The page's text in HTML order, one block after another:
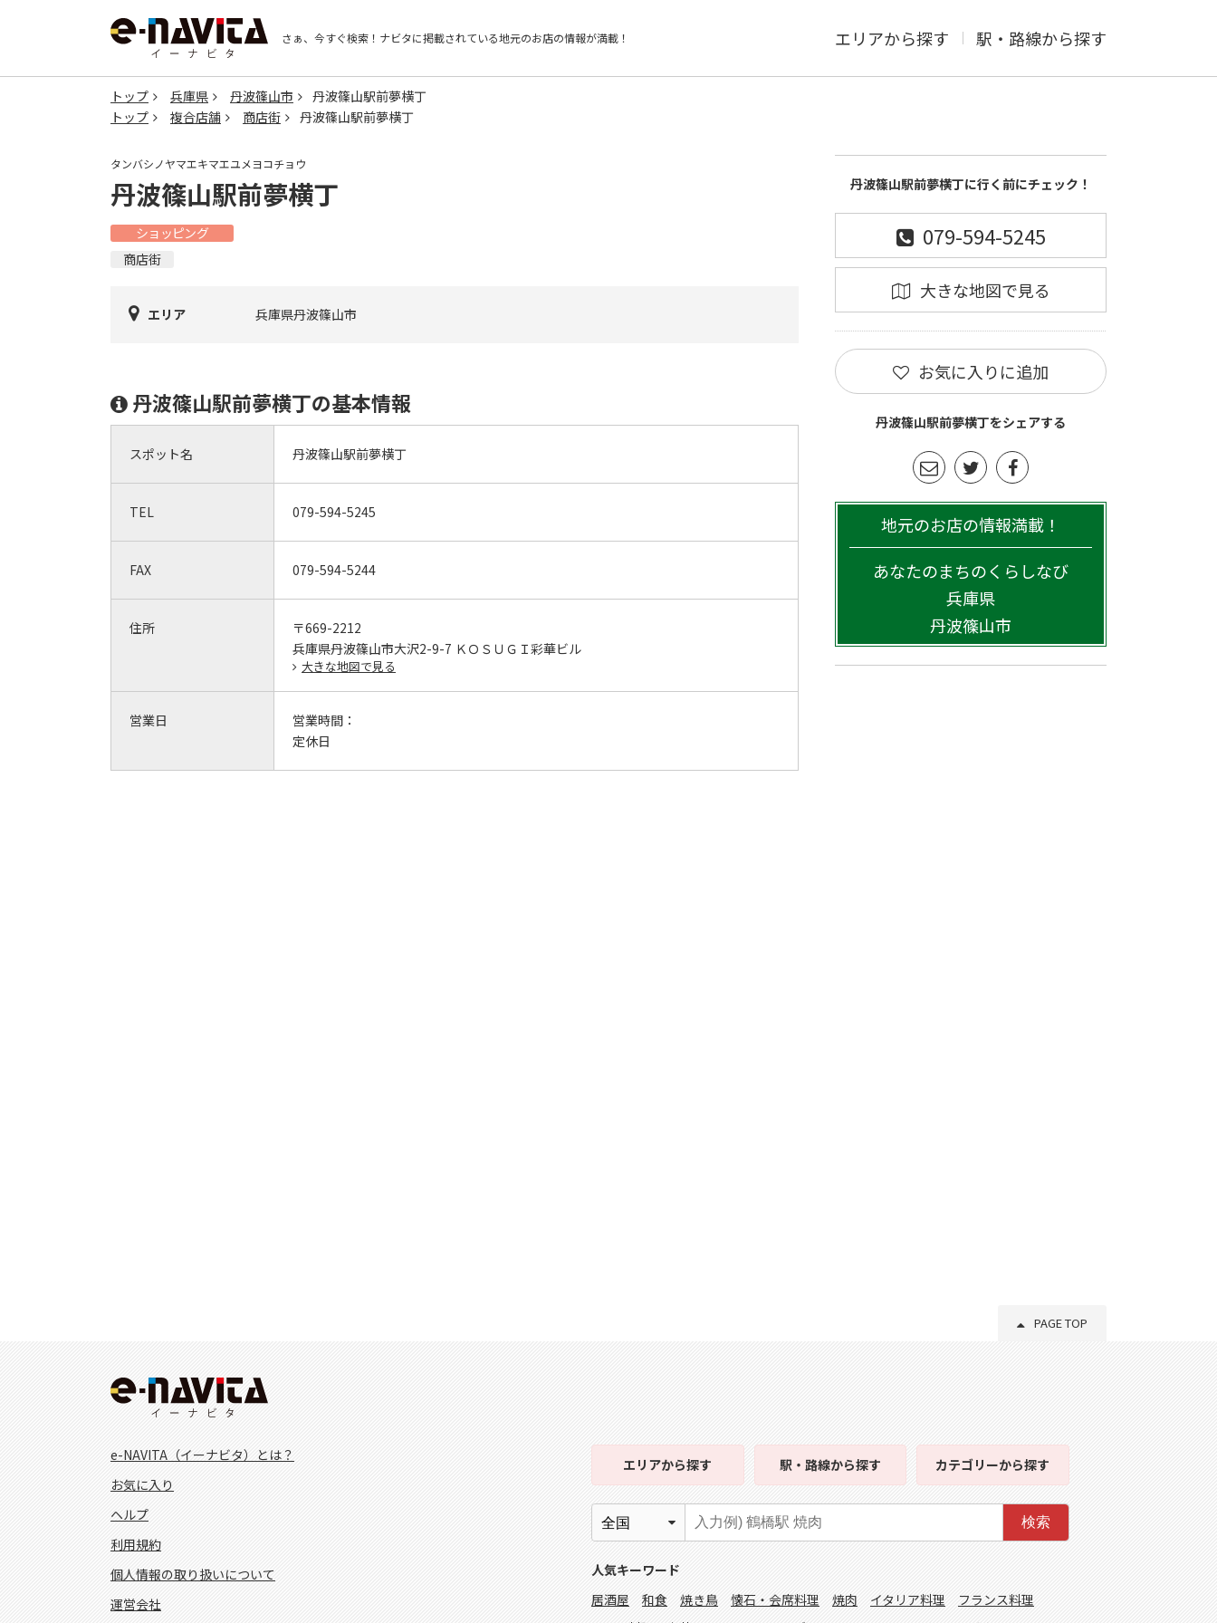
さぁ、今すぐ検索！ ナビタに掲載されている地元のお店の情報が満載！ エリアから探す 駅・路線から探す
トップ 兵庫県 丹波篠山市
丹波篠山駅前夢横丁
トップ
複合店舗 商店街 丹波篠山駅前夢横丁
タンバシノヤマエキマエユメヨコチョウ
丹波篠山駅前夢横丁
ショッピング
商店街
エリア 兵庫県丹波篠山市
丹波篠山駅前夢横丁の基本情報
スポット名 丹波篠山駅前夢横丁
TEL 079-594-5245
FAX 079-594-5244
住所
〒669-2212
兵庫県丹波篠山市大沢2-9-7 ＫＯＳＵＧＩ彩華ビル
大きな地図で見る
営業日
営業時間：
定休日
丹波篠山駅前夢横丁に行く前にチェック！
079-594-5245
大きな地図で見る
お気に入りに追加
丹波篠山駅前夢横丁をシェアする
地元のお店の情報満載！
あなたのまちのくらしなび
兵庫県
丹波篠山市
PAGE TOP
e-NAVITA（イーナビタ）とは？
お気に入り
ヘルプ
利用規約
個人情報の取り扱いについて
運営会社
エリアから探す 駅・路線から探す カテゴリーから探す
検索
人気キーワード
居酒屋
和食 焼き鳥 懐石・会席料理 焼肉 イタリア料理
フランス料理